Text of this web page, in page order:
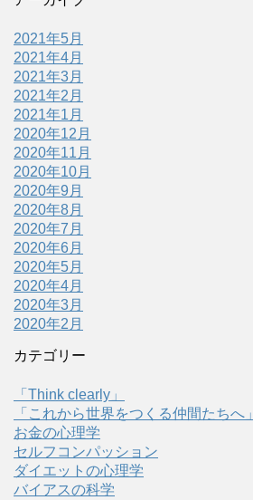
2021年5月
2021年4月
2021年3月
2021年2月
2021年1月
2020年12月
2020年11月
2020年10月
2020年9月
2020年8月
2020年7月
2020年6月
2020年5月
2020年4月
2020年3月
2020年2月
カテゴリー
「Think clearly」
「これから世界をつくる仲間たちへ」
お金の心理学
セルフコンパッション
ダイエットの心理学
バイアスの科学